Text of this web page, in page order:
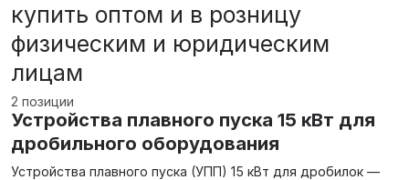
купить оптом и в розницу
физическим и юридическим
лицам
2 позиции
Устройства плавного пуска 15 кВт для
дробильного оборудования
Устройства плавного пуска (УПП) 15 кВт для дробилок —